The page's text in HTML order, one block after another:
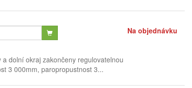
Na objednávku
dolní okraj zakončeny regulovatelnou
3 000mm, paropropustnost 3...